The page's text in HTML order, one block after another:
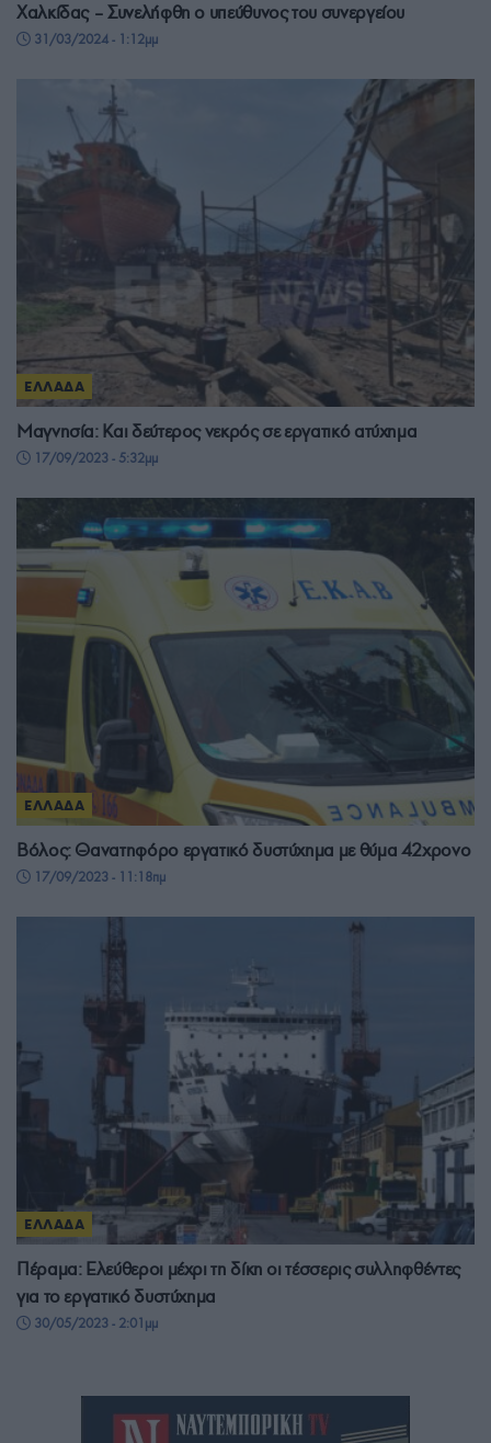
Χαλκίδας – Συνελήφθη ο υπεύθυνος του συνεργείου
31/03/2024 - 1:12μμ
ΕΛΛΑΔΑ
Μαγνησία: Και δεύτερος νεκρός σε εργατικό ατύχημα
17/09/2023 - 5:32μμ
ΕΛΛΑΔΑ
Βόλος: Θανατηφόρο εργατικό δυστύχημα με θύμα 42χρονο
17/09/2023 - 11:18πμ
ΕΛΛΑΔΑ
Πέραμα: Ελεύθεροι μέχρι τη δίκη οι τέσσερις συλληφθέντες
για το εργατικό δυστύχημα
30/05/2023 - 2:01μμ